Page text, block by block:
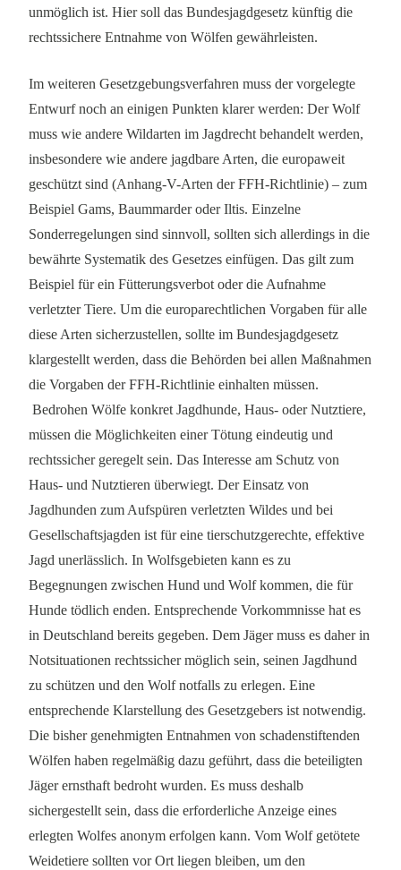
unmöglich ist. Hier soll das Bundesjagdgesetz künftig die
rechtssichere Entnahme von Wölfen gewährleisten.
Im weiteren Gesetzgebungsverfahren muss der vorgelegte
Entwurf noch an einigen Punkten klarer werden: Der Wolf
muss wie andere Wildarten im Jagdrecht behandelt werden,
insbesondere wie andere jagdbare Arten, die europaweit
geschützt sind (Anhang-V-Arten der FFH-Richtlinie) – zum
Beispiel Gams, Baummarder oder Iltis. Einzelne
Sonderregelungen sind sinnvoll, sollten sich allerdings in die
bewährte Systematik des Gesetzes einfügen. Das gilt zum
Beispiel für ein Fütterungsverbot oder die Aufnahme
verletzter Tiere. Um die europarechtlichen Vorgaben für alle
diese Arten sicherzustellen, sollte im Bundesjagdgesetz
klargestellt werden, dass die Behörden bei allen Maßnahmen
die Vorgaben der FFH-Richtlinie einhalten müssen.
Bedrohen Wölfe konkret Jagdhunde, Haus- oder Nutztiere,
müssen die Möglichkeiten einer Tötung eindeutig und
rechtssicher geregelt sein. Das Interesse am Schutz von
Haus- und Nutztieren überwiegt. Der Einsatz von
Jagdhunden zum Aufspüren verletzten Wildes und bei
Gesellschaftsjagden ist für eine tierschutzgerechte, effektive
Jagd unerlässlich. In Wolfsgebieten kann es zu
Begegnungen zwischen Hund und Wolf kommen, die für
Hunde tödlich enden. Entsprechende Vorkommnisse hat es
in Deutschland bereits gegeben. Dem Jäger muss es daher in
Notsituationen rechtssicher möglich sein, seinen Jagdhund
zu schützen und den Wolf notfalls zu erlegen. Eine
entsprechende Klarstellung des Gesetzgebers ist notwendig.
Die bisher genehmigten Entnahmen von schadenstiftenden
Wölfen haben regelmäßig dazu geführt, dass die beteiligten
Jäger ernsthaft bedroht wurden. Es muss deshalb
sichergestellt sein, dass die erforderliche Anzeige eines
erlegten Wolfes anonym erfolgen kann. Vom Wolf getötete
Weidetiere sollten vor Ort liegen bleiben, um den